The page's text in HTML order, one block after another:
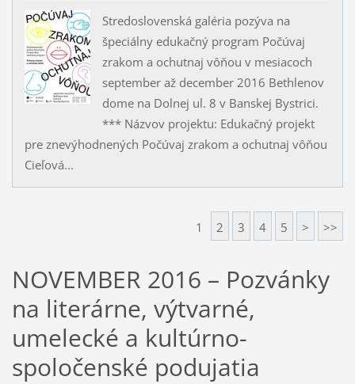
Stredoslovenská galéria pozýva na
špeciálny edukačný program Počúvaj
zrakom a ochutnaj vôňou v mesiacoch
september až december 2016 Bethlenov
dome na Dolnej ul. 8 v Banskej Bystrici.
*** Názvov projektu: Edukačný projekt
pre znevýhodnených Počúvaj zrakom a ochutnaj vôňou
Cieľová...
1 2 3 4 5 > >>
NOVEMBER 2016 – Pozvánky
na literárne, výtvarné,
umelecké a kultúrno-
spoločenské podujatia